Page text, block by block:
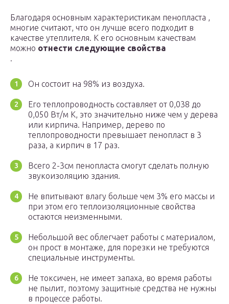
Благодаря основным характеристикам пенопласта ,
многие считают, что он лучше всего подходит в
качестве утеплителя. К его основным качествам
можно отнести следующие свойства
.
Он состоит на 98% из воздуха.
Его теплопроводность составляет от 0,038 до
0,050 Вт/м К, это значительно ниже чем у дерева
или кирпича. Например, дерево по
теплопроводности превышает пенопласт в 3
раза, а кирпич в 17 раз.
Всего 2-3см пенопласта смогут сделать полную
звукоизоляцию здания.
Не впитывают влагу больше чем 3% его массы и
при этом его теплоизоляционные свойства
остаются неизменными.
Небольшой вес облегчает работы с материалом,
он прост в монтаже, для порезки не требуются
специальные инструменты.
Не токсичен, не имеет запаха, во время работы
не пылит, поэтому защитные средства не нужны
в процессе работы.